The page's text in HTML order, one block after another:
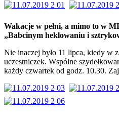
Wakacje w pełni, a mimo to w
„Babcinym heklowaniu i
Nie inaczej było 11 lipca, kiedy w
uczestniczek. Wspólne
każdy czwartek od godz. 10.30.